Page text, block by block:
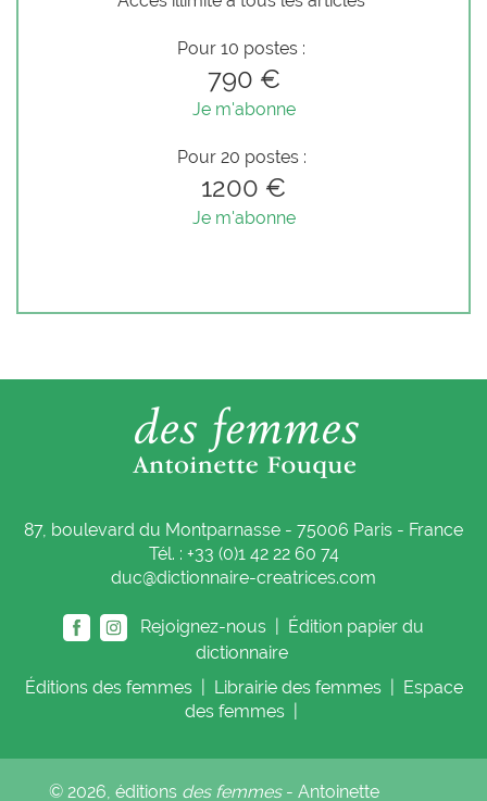
Pour 10 postes :
790 €
Je m'abonne
Pour 20 postes :
1200 €
Je m'abonne
87, boulevard du Montparnasse - 75006 Paris - France
Tél. : +33 (0)1 42 22 60 74
duc@dictionnaire-creatrices.com
Rejoignez-nous |
Édition papier du
dictionnaire
Éditions des femmes Librairie des femmes
Espace
des femmes
© 2026, éditions des femmes- Antoinette